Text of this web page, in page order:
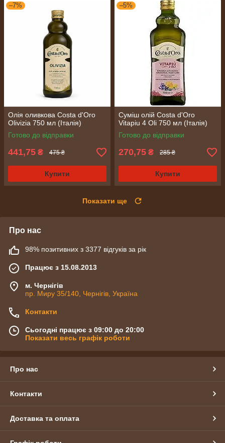
–7%
Олія оливкова Costa d'Oro
Olivizia 750 мл (Італія)
Готово до відправки
441,75 ₴ 475 ₴
Купити
–5%
Суміш олій Costa d'Oro
Vitapiu 4 Oli 750 мл (Італія)
Готово до відправки
270,75 ₴ 285 ₴
Купити
Показати ще
Про нас
98% позитивних з 3377 відгуків за рік
Працює з 15.08.2013
м. Чернігів
пр. Миру 35/140, Чернігів, Україна
Контакти
Сьогодні працює з 09:00 до 20:00
Показати весь графік роботи
Про нас
Контакти
Доставка та оплата